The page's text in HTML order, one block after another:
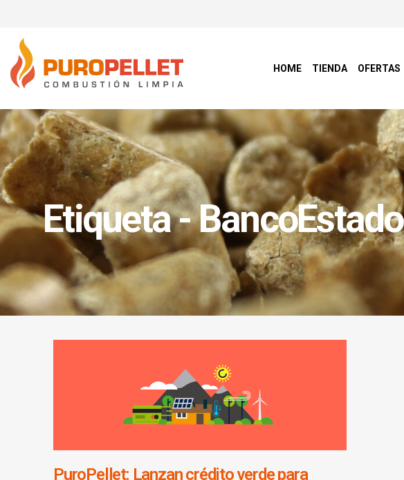
HOME TIENDA OFERTAS
Etiqueta - BancoEstado
PuroPellet: Lanzan crédito verde para